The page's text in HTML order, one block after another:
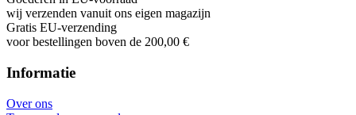
wij verzenden vanuit ons eigen magazijn
Gratis EU-verzending
voor bestellingen boven de 200,00 €
Informatie
Over ons